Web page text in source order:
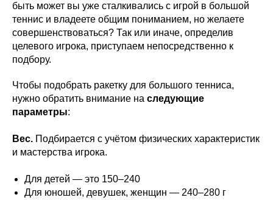
быть может вы уже сталкивались с игрой в большой
теннис и владеете общим пониманием, но желаете
совершенствоваться? Так или иначе, определив
целевого игрока, приступаем непосредственно к
подбору.
Чтобы подобрать ракетку для большого тенниса,
нужно обратить внимание на следующие
параметры:
Вес. Подбирается с учётом физических характеристик
и мастерства игрока.
Для детей — это 150–240
Для юношей, девушек, женщин — 240–280 г